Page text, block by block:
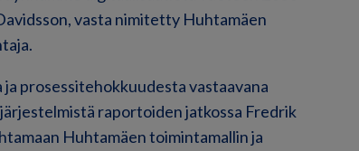
vasta nimitetty Huhtamäen
prosessitehokkuudesta vastaavana
raportoiden jatkossa Fredrik
Huhtamäen toimintamallin ja